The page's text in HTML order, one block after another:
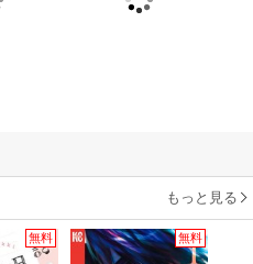
もっと見る
無料 無料